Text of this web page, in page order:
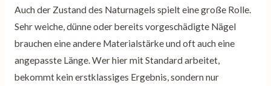
Auch der Zustand des Naturnagels spielt eine große Rolle.
Sehr weiche, dünne oder bereits vorgeschädigte Nägel
brauchen eine andere Materialstärke und oft auch eine
angepasste Länge. Wer hier mit Standard arbeitet,
bekommt kein erstklassiges Ergebnis, sondern nur